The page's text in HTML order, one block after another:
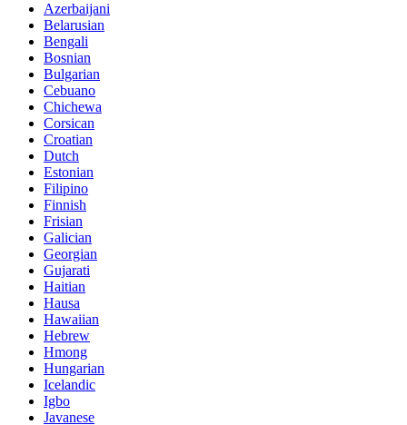
Azerbaijani
Belarusian
Bengali
Bosnian
Bulgarian
Cebuano
Chichewa
Corsican
Croatian
Dutch
Estonian
Filipino
Finnish
Frisian
Galician
Georgian
Gujarati
Haitian
Hausa
Hawaiian
Hebrew
Hmong
Hungarian
Icelandic
Igbo
Javanese